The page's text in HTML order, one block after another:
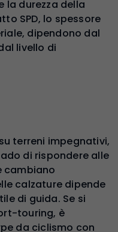
la durezza della
SPD, lo spessore
dipendono dal
livello di
terreni impegnativi,
di rispondere alle
cambiano
calzature dipende
di guida. Se si
touring, è
da ciclismo con